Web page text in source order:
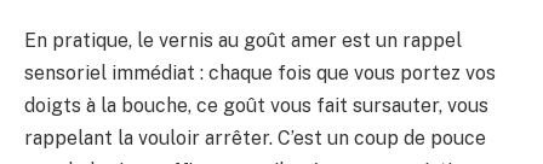
En pratique, le vernis au goût amer est un rappel
sensoriel immédiat : chaque fois que vous portez vos
doigts à la bouche, ce goût vous fait sursauter, vous
rappelant la vouloir arrêter. C’est un coup de pouce